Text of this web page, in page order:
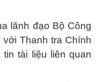
lãnh đạo Bộ Công
Thanh tra Chính
tài liệu liên quan